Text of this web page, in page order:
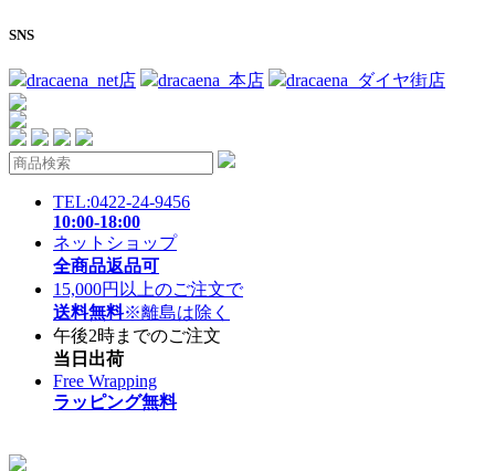
SNS
dracaena_net店 dracaena_本店 dracaena_ダイヤ街店
TEL:0422-24-9456
10:00-18:00
ネットショップ
全商品返品可
15,000円以上のご注文で
送料無料※離島は除く
午後2時までのご注文
当日出荷
Free Wrapping
ラッピング無料